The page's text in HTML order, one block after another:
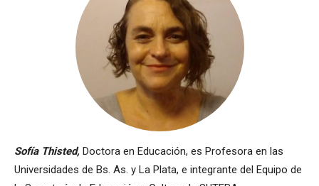
Sofía Thisted, Doctora en Educación, es Profesora en las
Universidades de Bs. As. y La Plata, e integrante del Equipo de